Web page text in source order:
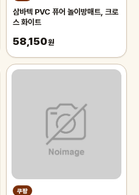
삼바텍 PVC 퓨어 놀이방매트, 크로
스 화이트
58,150원
쿠팡